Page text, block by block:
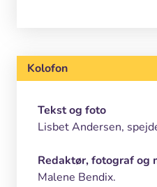
Kolofon
Tekst og foto
Lisbet Andersen,
Redaktør, fotograf og
Malene Bendix.